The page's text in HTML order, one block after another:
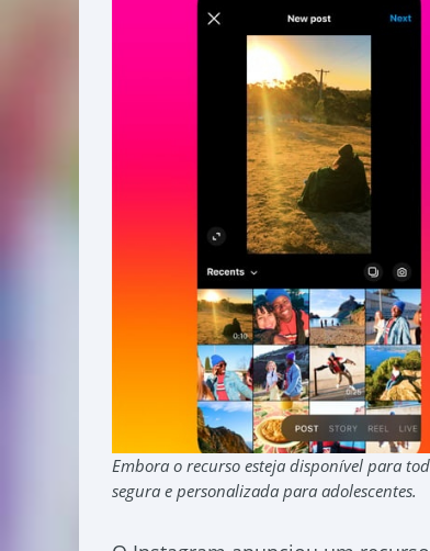
Embora o recurso esteja disponível para
segura e personalizada para adolescentes.